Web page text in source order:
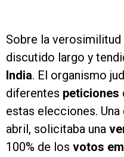
Sobre la verosimilitud
discutido largo y
India. El organismo
diferentes peticiones
estas elecciones.
abril, solicitaba una
100% de los votos